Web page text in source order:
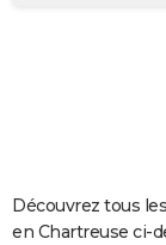
Carte de Noël
Carte Bonne année
Carte Saint-Valentin
Carte Pâques
Carte d'anniversaire
DICTIONNAIRE
Découvrez tous
en Chartreuse ci-